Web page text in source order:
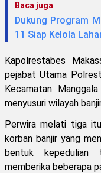
Baca juga
Dukung Program
11 Siap Kelola
Kapolrestabes
pejabat Utama
Kecamatan
menyusuri wilayah
Perwira melati tiga
korban banjir yang
bentuk kepedulian
memberika beberapa